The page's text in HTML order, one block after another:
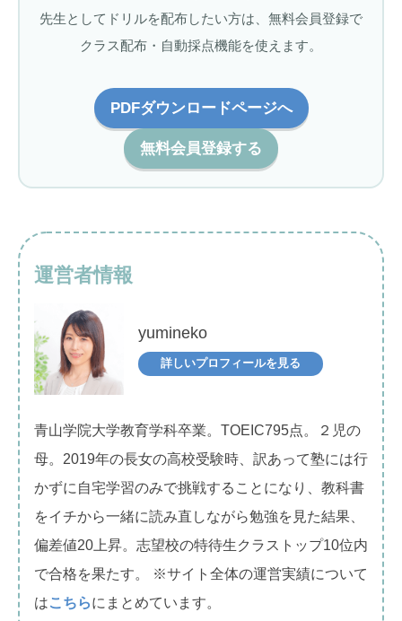
先生としてドリルを配布したい方は、無料会員登録で
クラス配布・自動採点機能を使えます。
PDFダウンロードページへ
無料会員登録する
運営者情報
yumineko
詳しいプロフィールを見る
青山学院大学教育学科卒業。TOEIC795点。２児の
母。2019年の長女の高校受験時、訳あって塾には行
かずに自宅学習のみで挑戦することになり、教科書
をイチから一緒に読み直しながら勉強を見た結果、
偏差値20上昇。志望校の特待生クラストップ10位内
で合格を果たす。 ※サイト全体の運営実績について
はこちらにまとめています。